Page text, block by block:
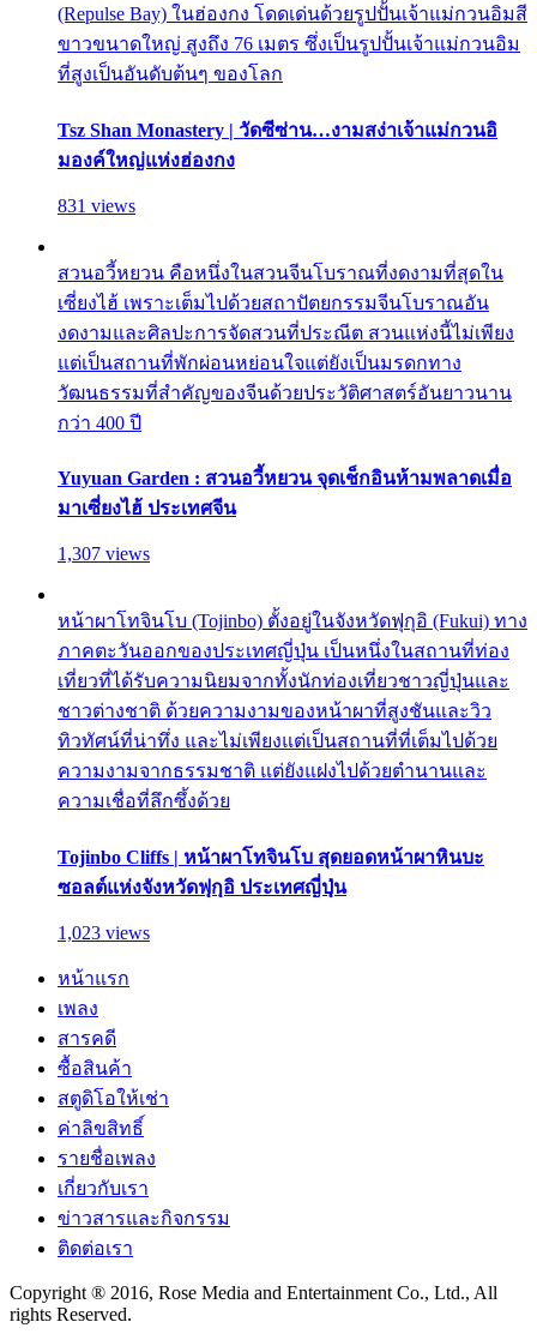
(Repulse Bay) ในฮ่องกง โดดเด่นด้วยรูปปั้นเจ้าแม่กวนอิมสี
ขาวขนาดใหญ่ สูงถึง 76 เมตร ซึ่งเป็นรูปปั้นเจ้าแม่กวนอิม
ที่สูงเป็นอันดับต้นๆ ของโลก
Tsz Shan Monastery | วัดซีซ่าน…งามสง่าเจ้าแม่กวนอิ
มองค์ใหญ่แห่งฮ่องกง
831 views
สวนอวี้หยวน คือหนึ่งในสวนจีนโบราณที่งดงามที่สุดใน
เซี่ยงไฮ้ เพราะเต็มไปด้วยสถาปัตยกรรมจีนโบราณอัน
งดงามและศิลปะการจัดสวนที่ประณีต สวนแห่งนี้ไม่เพียง
แต่เป็นสถานที่พักผ่อนหย่อนใจแต่ยังเป็นมรดกทาง
วัฒนธรรมที่สำคัญของจีนด้วยประวัติศาสตร์อันยาวนาน
กว่า 400 ปี
Yuyuan Garden : สวนอวี้หยวน จุดเช็กอินห้ามพลาดเมื่อ
มาเซี่ยงไฮ้ ประเทศจีน
1,307 views
หน้าผาโทจินโบ (Tojinbo) ตั้งอยู่ในจังหวัดฟุกุอิ (Fukui) ทาง
ภาคตะวันออกของประเทศญี่ปุ่น เป็นหนึ่งในสถานที่ท่อง
เที่ยวที่ได้รับความนิยมจากทั้งนักท่องเที่ยวชาวญี่ปุ่นและ
ชาวต่างชาติ ด้วยความงามของหน้าผาที่สูงชันและวิว
ทิวทัศน์ที่น่าทึ่ง และไม่เพียงแต่เป็นสถานที่ที่เต็มไปด้วย
ความงามจากธรรมชาติ แต่ยังแฝงไปด้วยตำนานและ
ความเชื่อที่ลึกซึ้งด้วย
Tojinbo Cliffs | หน้าผาโทจินโบ สุดยอดหน้าผาหินบะ
ซอลต์แห่งจังหวัดฟุกุอิ ประเทศญี่ปุ่น
1,023 views
หน้าแรก
เพลง
สารคดี
ซื้อสินค้า
สตูดิโอให้เช่า
ค่าลิขสิทธิ์
รายชื่อเพลง
เกี่ยวกับเรา
ข่าวสารและกิจกรรม
ติดต่อเรา
Copyright ® 2016, Rose Media and Entertainment Co., Ltd., All
rights Reserved.